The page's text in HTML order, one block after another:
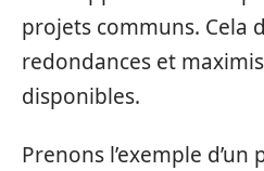
projets communs. Cela
redondances et
disponibles.
Prenons l’exemple